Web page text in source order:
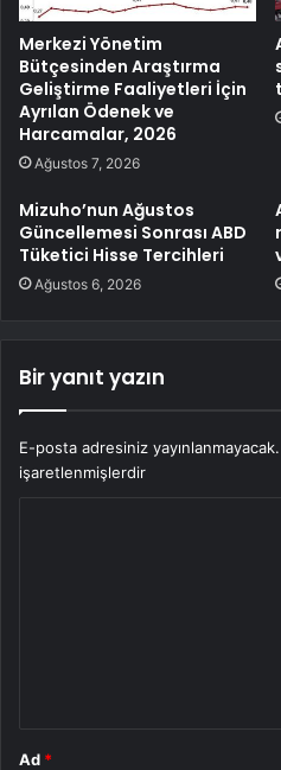
Merkezi Yönetim
Bütçesinden Araştırma
Geliştirme Faaliyetleri İçin
Ayrılan Ödenek ve
Harcamalar, 2026
Ağustos 7, 2026
Mizuho’nun Ağustos
Güncellemesi Sonrası ABD
Tüketici Hisse Tercihleri
Ağustos 6, 2026
Bir yanıt yazın
E-posta adresiniz yayınlanmayacak.
işaretlenmişlerdir
Ad *